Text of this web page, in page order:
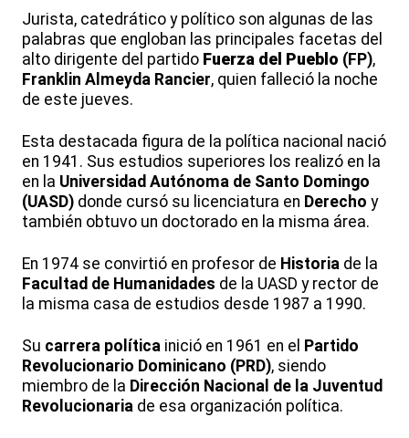
Jurista, catedrático y político son algunas de las
palabras que engloban las principales facetas del
alto dirigente del partido Fuerza del Pueblo (FP),
Franklin Almeyda Rancier, quien falleció la noche
de este jueves.
Esta destacada figura de la política nacional nació
en 1941. Sus estudios superiores los realizó en la
en la Universidad Autónoma de Santo Domingo
(UASD) donde cursó su licenciatura en Derecho y
también obtuvo un doctorado en la misma área.
En 1974 se convirtió en profesor de Historia de la
Facultad de Humanidades de la UASD y rector de
la misma casa de estudios desde 1987 a 1990.
Su carrera política inició en 1961 en el Partido
Revolucionario Dominicano (PRD), siendo
miembro de la Dirección Nacional de la Juventud
Revolucionaria de esa organización política.